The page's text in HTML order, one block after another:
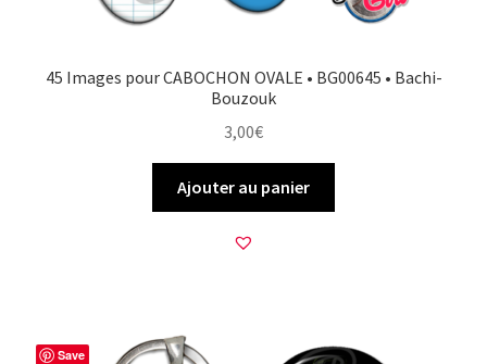
45 Images pour CABOCHON OVALE • BG00645 • Bachi-
Bouzouk
3,00€
Ajouter au panier
Save